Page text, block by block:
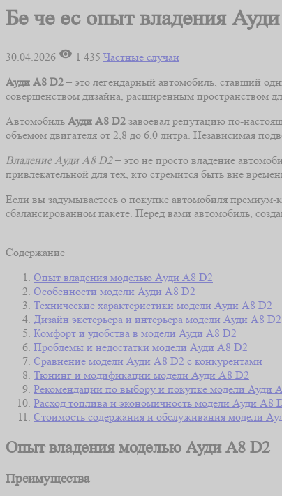
Бе че ес опыт владения
30.04.2026 1 435 Частные случаи
Ауди А8 D2 – это легендарный автомобиль, ставший
совершенством дизайна, расширенным пространством
Автомобиль Ауди А8 D2 завоевал репутацию по-
объемом двигателя от 2,8 до 6,0 литра. Независимая
Владение Ауди А8 D2– это не просто владение
привлекательной для тех, кто стремится быть вне
Если вы задумываетесь о покупке автомобиля премиум-
сбалансированном пакете. Перед вами автомобиль,
Содержание
Опыт владения моделью Ауди А8 D2
Особенности модели Ауди А8 D2
Технические характеристики модели Ауди А8 D2
Дизайн экстерьера и интерьера модели Ауди А8 D2
Комфорт и удобства в модели Ауди А8 D2
Проблемы и недостатки модели Ауди А8 D2
Сравнение модели Ауди А8 D2 с конкурентами
Тюнинг и модификации модели Ауди А8 D2
Рекомендации по выбору и покупке модели Ауди
Расход топлива и экономичность модели Ауди А8
Стоимость содержания и обслуживания модели
Опыт владения моделью Ауди А8 D2
Преимущества